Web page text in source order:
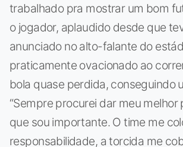
trabalhado pra mostrar um bom
o jogador, aplaudido desde que
anunciado no alto-falante do
praticamente ovacionado ao
bola quase perdida, conseguindo
“Sempre procurei dar meu melhor
que sou importante. O time me
responsabilidade, a torcida me